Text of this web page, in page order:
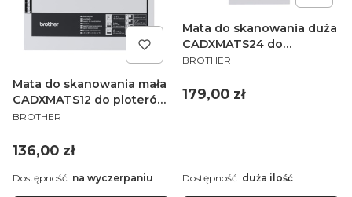
Mata do skanowania mała
CADXMATS12 do ploterów
Brother ScanNCut serii
PRODUCENT
BROTHER
Cena
136,00 zł
Dostępność: na wyczerpaniu
Mata do skanowania duża
CADXMATS24 do
ploterów Brother
PRODUCENT
BROTHER
Cena
179,00 zł
Dostępność: duża ilość